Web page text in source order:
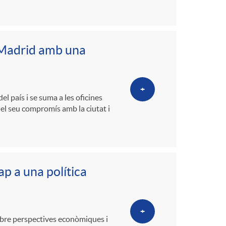
amb una
país i se suma a les oficines
seu compromís amb la ciutat i
+
a una política
perspectives econòmiques i
+